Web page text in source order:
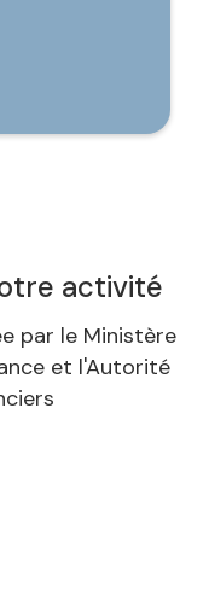
activité
par le Ministère
et l'Autorité